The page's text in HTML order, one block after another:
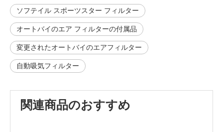
ソフテイル スポーツスター フィルター
オートバイのエア フィルターの付属品
変更されたオートバイのエアフィルター
自動吸気フィルター
関連商品のおすすめ